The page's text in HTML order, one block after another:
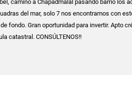
camino a Chapadmalal pasando barrio los
del mar, solo 7 nos encontramos con
fondo. Gran oportunidad para invertir. Apto
catastral. CONSÚLTENOS!!